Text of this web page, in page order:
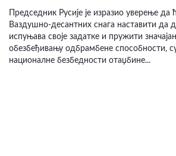
Председник Русије је изразио уверење да
Ваздушно-десантних снага наставити да
испуњава своје задатке и пружити
обезбеђивању одбрамбене способности,
националне безбедности отаџбине...